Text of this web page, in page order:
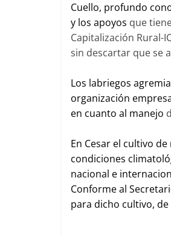
Cuello, profundo
y los apoyos que
Capitalización Rural-
sin descartar que se
Los labriegos
organización
en cuanto al manejo
En Cesar el cultivo
condiciones
nacional e
Conforme al
para dicho cultivo,